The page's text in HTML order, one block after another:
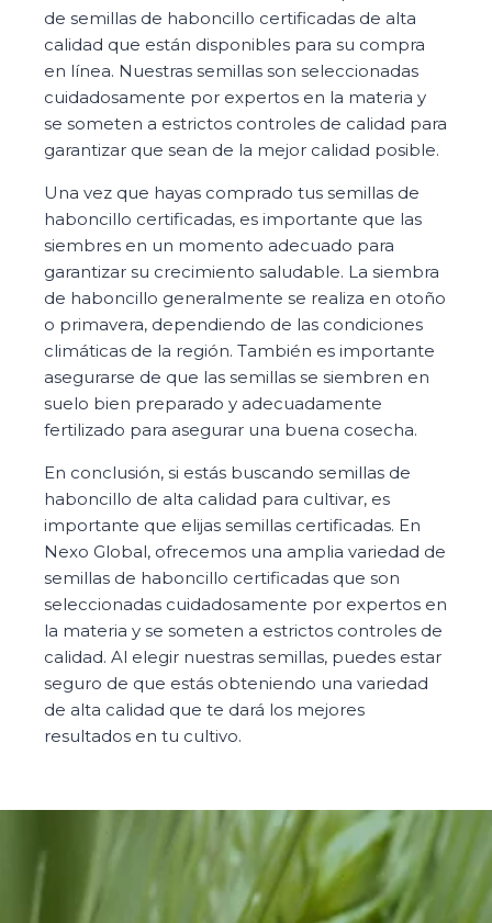
de semillas de haboncillo certificadas de alta
calidad que están disponibles para su compra
en línea. Nuestras semillas son seleccionadas
cuidadosamente por expertos en la materia y
se someten a estrictos controles de calidad para
garantizar que sean de la mejor calidad posible.
Una vez que hayas comprado tus semillas de
haboncillo certificadas, es importante que las
siembres en un momento adecuado para
garantizar su crecimiento saludable. La siembra
de haboncillo generalmente se realiza en otoño
o primavera, dependiendo de las condiciones
climáticas de la región. También es importante
asegurarse de que las semillas se siembren en
suelo bien preparado y adecuadamente
fertilizado para asegurar una buena cosecha.
En conclusión, si estás buscando semillas de
haboncillo de alta calidad para cultivar, es
importante que elijas semillas certificadas. En
Nexo Global, ofrecemos una amplia variedad de
semillas de haboncillo certificadas que son
seleccionadas cuidadosamente por expertos en
la materia y se someten a estrictos controles de
calidad. Al elegir nuestras semillas, puedes estar
seguro de que estás obteniendo una variedad
de alta calidad que te dará los mejores
resultados en tu cultivo.